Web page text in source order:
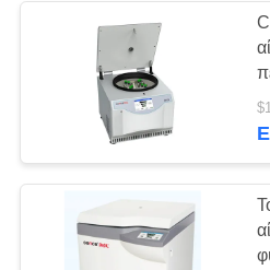
υποβάλτε